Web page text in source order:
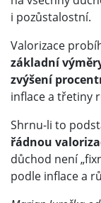
i pozůstalostní.
Valorizace
základní
zvýšení
inflace a třetiny
Shrnu-li to
řádnou
důchod není
podle inflace a